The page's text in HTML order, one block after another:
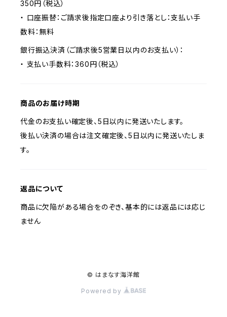
350円（税込）
・ 口座振替：ご請求後指定口座より引き落とし：支払い手
数料：無料
銀行振込決済（ご請求後5営業日以内のお支払い）：
・ 支払い手数料：360円（税込）
商品のお届け時期
代金のお支払い確定後、5日以内に発送いたします。
後払い決済の場合は注文確定後、5日以内に発送いたしま
す。
返品について
商品に欠陥がある場合をのぞき、基本的には返品には応じ
ません
© はまなす海洋館
Powered by